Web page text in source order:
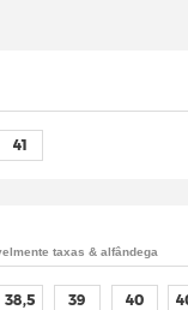
41
taxas & alfândega
38,5 39 40